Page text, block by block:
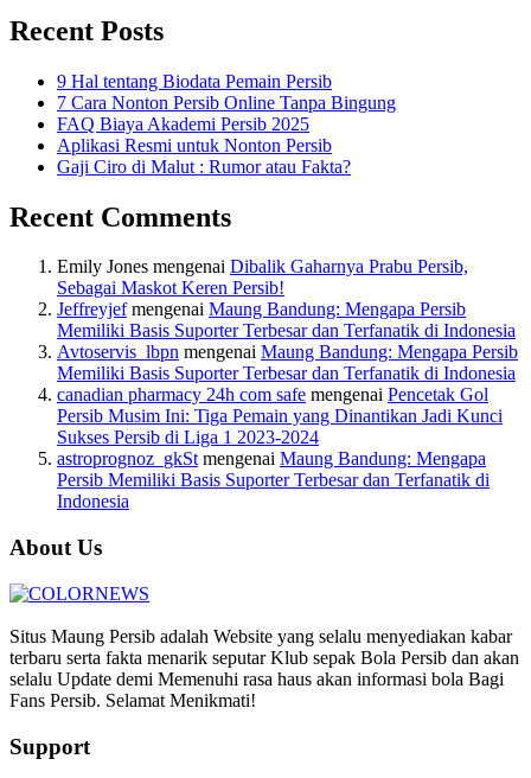
Recent Posts
9 Hal tentang Biodata Pemain Persib
7 Cara Nonton Persib Online Tanpa Bingung
FAQ Biaya Akademi Persib 2025
Aplikasi Resmi untuk Nonton Persib
Gaji Ciro di Malut : Rumor atau Fakta?
Recent Comments
Emily Jones mengenai Dibalik Gaharnya Prabu Persib,
Sebagai Maskot Keren Persib!
Jeffreyjefmengenai Maung Bandung: Mengapa Persib
Memiliki Basis Suporter Terbesar dan Terfanatik di Indonesia
Avtoservis_lbpn mengenai Maung Bandung: Mengapa Persib
Memiliki Basis Suporter Terbesar dan Terfanatik di Indonesia
canadian pharmacy 24h com safe mengenai Pencetak Gol
Persib Musim Ini: Tiga Pemain yang Dinantikan Jadi Kunci
Sukses Persib di Liga 1 2023-2024
astroprognoz_gkStmengenai Maung Bandung: Mengapa
Persib Memiliki Basis Suporter Terbesar dan Terfanatik di
Indonesia
About Us
Situs Maung Persib adalah Website yang selalu menyediakan kabar
terbaru serta fakta menarik seputar Klub sepak Bola Persib dan akan
selalu Update demi Memenuhi rasa haus akan informasi bola Bagi
Fans Persib. Selamat Menikmati!
Support